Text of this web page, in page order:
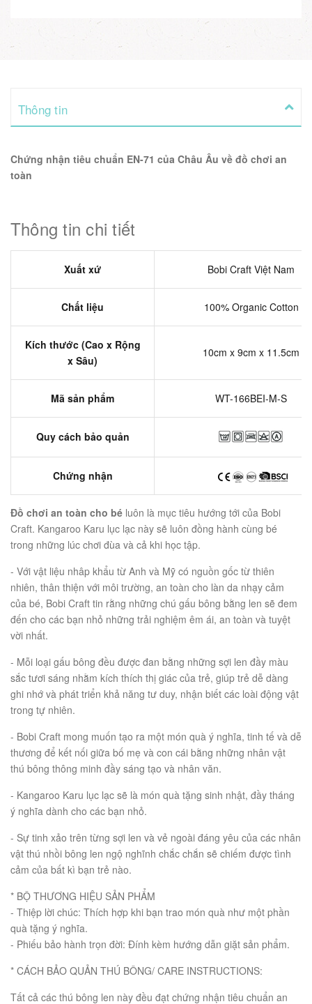
Thông tin
Chứng nhận tiêu chuẩn EN-71 của Châu Âu về đồ chơi an
toàn
Thông tin chi tiết
Xuất xứ Bobi Craft Việt Nam
Chất liệu 100% Organic Cotton
Kích thước (Cao x Rộng
x Sâu)
10cm x 9cm x 11.5cm
Mã sản phẩm WT-166BEI-M-S
Quy cách bảo quản
Chứng nhận
Đồ chơi an toàn cho bé luôn là mục tiêu hướng tới của Bobi
Craft. Kangaroo Karu lục lạc này sẽ luôn đồng hành cùng bé
trong những lúc chơi đùa và cả khi học tập.
- Với vật liệu nhâp khẩu từ Anh và Mỹ có nguồn gốc từ thiên
nhiên, thân thiện với môi trường, an toàn cho làn da nhạy cảm
của bé, Bobi Craft tin rằng những chú gấu bông bằng len sẽ đem
đến cho các bạn nhỏ những trải nghiệm êm ái, an toàn và tuyệt
vời nhất.
- Mỗi loại gấu bông đều được đan bằng những sợi len đầy màu
sắc tươi sáng nhằm kích thích thị giác của trẻ, giúp trẻ dễ dàng
ghi nhớ và phát triển khả năng tư duy, nhận biết các loài động vật
trong tự nhiên.
- Bobi Craft mong muốn tạo ra một món quà ý nghĩa, tinh tế và dễ
thương để kết nối giữa bố mẹ và con cái bằng những nhân vật
thú bông thông minh đầy sáng tạo và nhân văn.
- Kangaroo Karu lục lạc sẽ là món quà tặng sinh nhật, đầy tháng
ý nghĩa dành cho các bạn nhỏ.
- Sự tinh xảo trên từng sợi len và vẻ ngoài đáng yêu của các nhân
vật thú nhồi bông len ngộ nghĩnh chắc chắn sẽ chiếm được tình
cảm của bất kì bạn trẻ nào.
* BỘ THƯƠNG HIỆU SẢN PHẨM
- Thiệp lời chúc: Thích hợp khi bạn trao món quà như một phần
quà tặng ý nghĩa.
- Phiếu bảo hành trọn đời: Đính kèm hướng dẫn giặt sản phẩm.
* CÁCH BẢO QUẢN THÚ BÔNG/ CARE INSTRUCTIONS:
Tất cả các thú bông len này đều đạt chứng nhận tiêu chuẩn an